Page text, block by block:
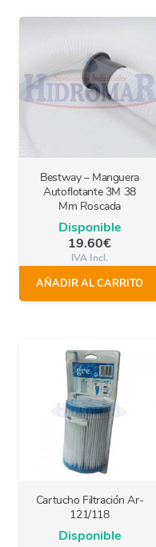
Bestway – Manguera
Autoflotante 3M 38
Mm Roscada
Disponible
19.60€
IVA Incl.
AÑADIR AL CARRITO
Cartucho Filtración Ar-
121/118
Disponible